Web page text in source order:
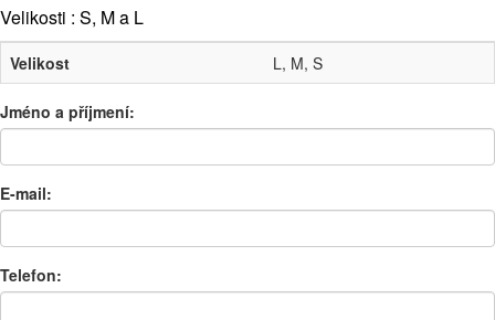
Velikosti : S, M a L
Velikost L, M, S
Jméno a příjmení:
E-mail:
Telefon: